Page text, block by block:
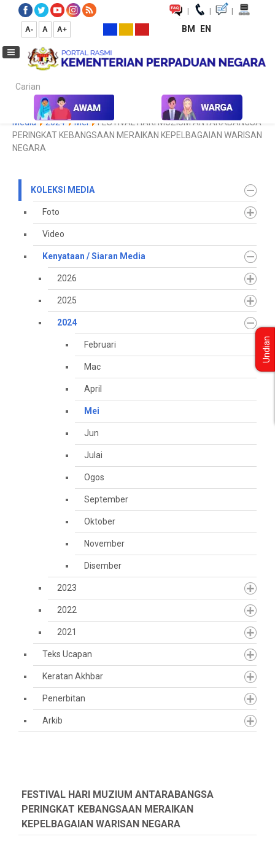
| | |
A- A A+ BM EN
Carian...
Laman Utama Media Koleksi Media
Kenyataan / Siaran
Media
2024 Mei
FESTIVAL HARI MUZIUM ANTARABANGSA
PERINGKAT KEBANGSAAN MERAIKAN KEPELBAGAIAN WARISAN
NEGARA
KOLEKSI MEDIA
Foto
Video
Kenyataan / Siaran Media
2026
2025
2024
Februari
Mac
April
Mei
Jun
Julai
Ogos
September
Oktober
November
Disember
2023
2022
2021
Teks Ucapan
Keratan Akhbar
Penerbitan
Arkib
FESTIVAL HARI MUZIUM ANTARABANGSA
PERINGKAT KEBANGSAAN MERAIKAN
KEPELBAGAIAN WARISAN NEGARA
Undian